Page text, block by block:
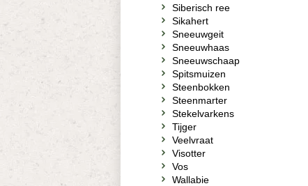
Siberisch ree
Sikahert
Sneeuwgeit
Sneeuwhaas
Sneeuwschaap
Spitsmuizen
Steenbokken
Steenmarter
Stekelvarkens
Tijger
Veelvraat
Visotter
Vos
Wallabie